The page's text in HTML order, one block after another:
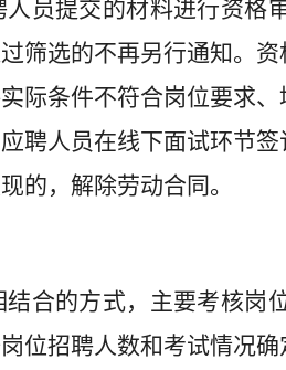
员提交的材料进行资
筛选的不再另行通知。
际条件不符合岗位要求
聘人员在线下面试环节
的，解除劳动合同。
合的方式，主要考核
位招聘人数和考试情况